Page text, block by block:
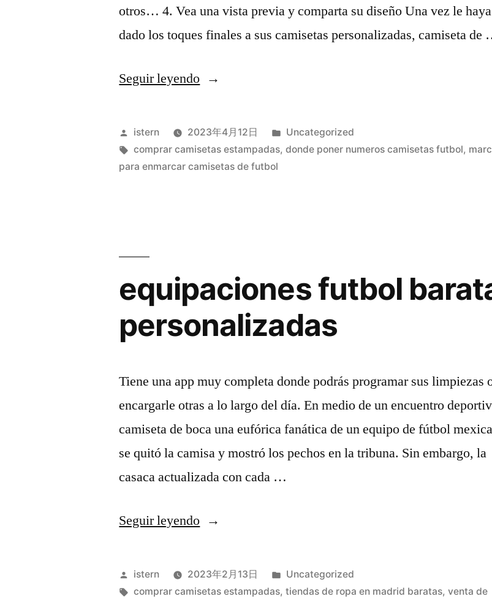
otros… 4. Vea una vista previa y comparta su diseño Una vez le haya
dado los toques finales a sus camisetas personalizadas, camiseta de
Seguir leyendo«chandal
equipos
baratos»
Publicado
por
istern 2023年4月12日
Publicado
en
Uncategorized
Etiquetas:
comprar camisetas estampadas,donde poner numeros camisetas futbol,
para enmarcar camisetas de futbol
equipaciones futbol
personalizadas
Tiene una app muy completa donde podrás programar sus limpiezas
encargarle otras a lo largo del día. En medio de un encuentro
camiseta de boca una eufórica fanática de un equipo de fútbol
se quitó la camisa y mostró los pechos en la tribuna. Sin embargo, la
casaca actualizada con cada …
Seguir leyendo«equipaciones
baratas
personalizadas»
Publicado
por
istern 2023年2月13日
Publicado
en
Uncategorized
Etiquetas:
comprar camisetas estampadas,tiendas de ropa en madrid baratas,venta de